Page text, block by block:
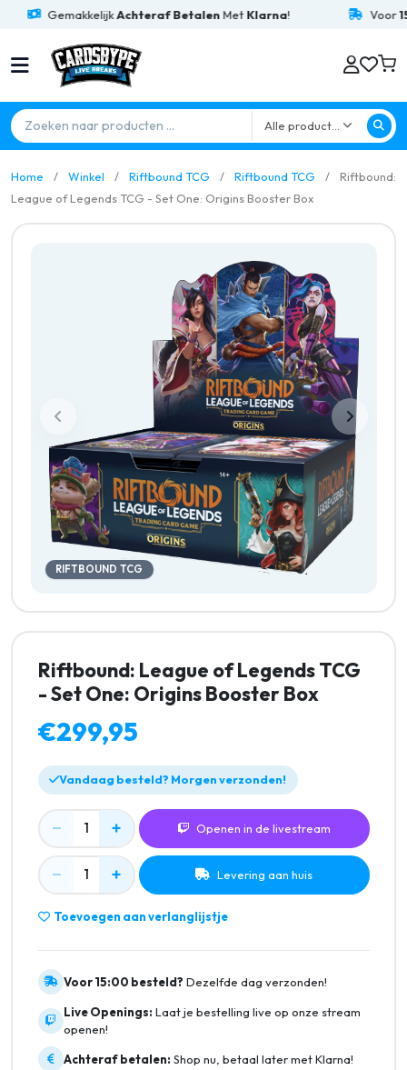
GemakkelijkAchteraf BetalenMetKlarna! Voor
Alle producten
Home Winkel Riftbound TCG Riftbound TCG
Riftbound:
League of Legends TCG - Set One: Origins Booster Box
RIFTBOUND TCG
Riftbound: League of Legends TCG
- Set One: Origins Booster Box
€299,95
Vandaag besteld? Morgen verzonden!
− 1 + Openen in de livestream
− 1 + Levering aan huis
Toevoegen aan verlanglijstje
Voor 15:00 besteld? Dezelfde dag verzonden!
Live Openings: Laat je bestelling live op onze stream
openen!
Achteraf betalen: Shop nu, betaal later met Klarna!